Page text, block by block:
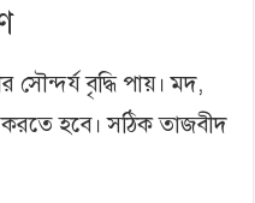
বৃদ্ধি পায়। মদ,
হবে। সঠিক তাজবীদ